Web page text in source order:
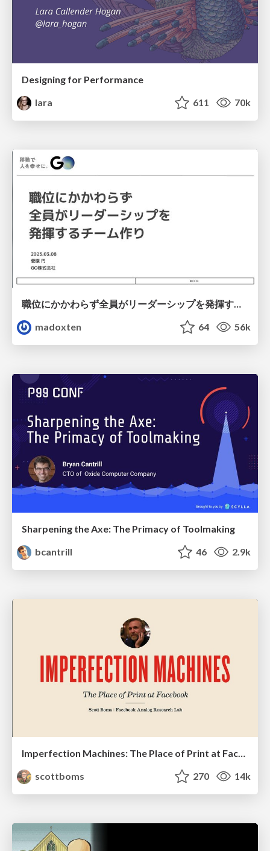
Designing for Performance
lara
611 70k
職位にかかわらず全員がリーダーシップを発揮するチーム作り / Building a team where everyone can demonstrate leadership regardless of position
madoxten
64 56k
Sharpening the Axe: The Primacy of Toolmaking
bcantrill
46 2.9k
Imperfection Machines: The Place of Print at Facebook
scottboms
270 14k